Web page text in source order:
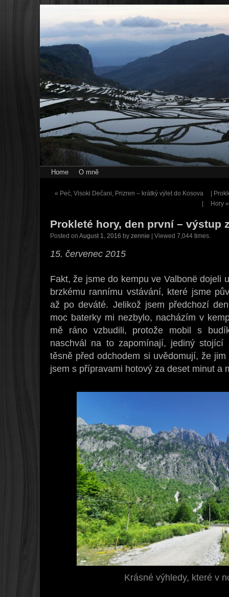
Home O mně
« Peć, Visoki Dečani, Prizren – krátký výlet do Kosova
|
Hory »
Prokleté hory, den první – výstup
Posted on August 1, 2016 by zennie | Viewed 7,044 times.
15. červenec 2015
Fakt, že jsme do kempu ve Valbonë dojeli
brzkému rannímu vstávání, které jsme
až po deváté. Jelikož jsem předchozí
moc baterky mi nezbylo, nacházím v
mě ráno vzbudili, protože mobil s
naschvál na to zapomínají, jediný
těsně před odchodem si uvědomují, že
jsem s přípravami hotový za deset minut a
Krásné výhledy, které v